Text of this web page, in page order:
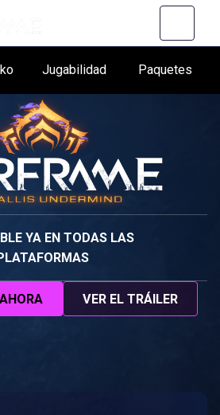
Jugabilidad Paquetes
YA EN TODAS LAS
VER EL TRÁILER